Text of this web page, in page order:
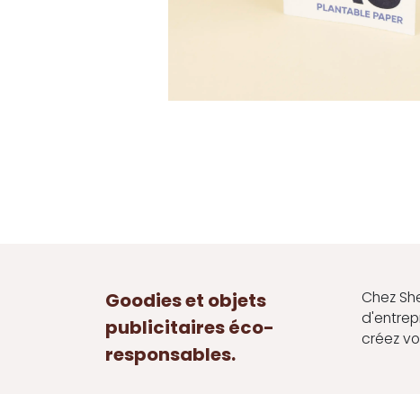
Goodies et objets
publicitaires éco-
responsables.
Chez
créez